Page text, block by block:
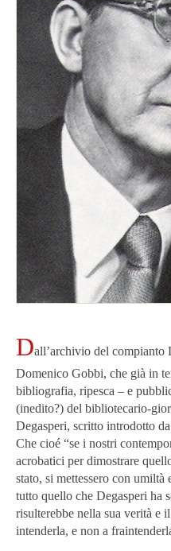
Dall’archivio del compianto
Domenico Gobbi, che già in
bibliografia, ripesca – e
(inedito?) del bibliotecario-
Degasperi, scritto introdotto
Che cioé “se i nostri
acrobatici per dimostrare
stato, si mettessero con umiltà
tutto quello che Degasperi ha
risulterebbe nella sua verità e
intenderla, e non a